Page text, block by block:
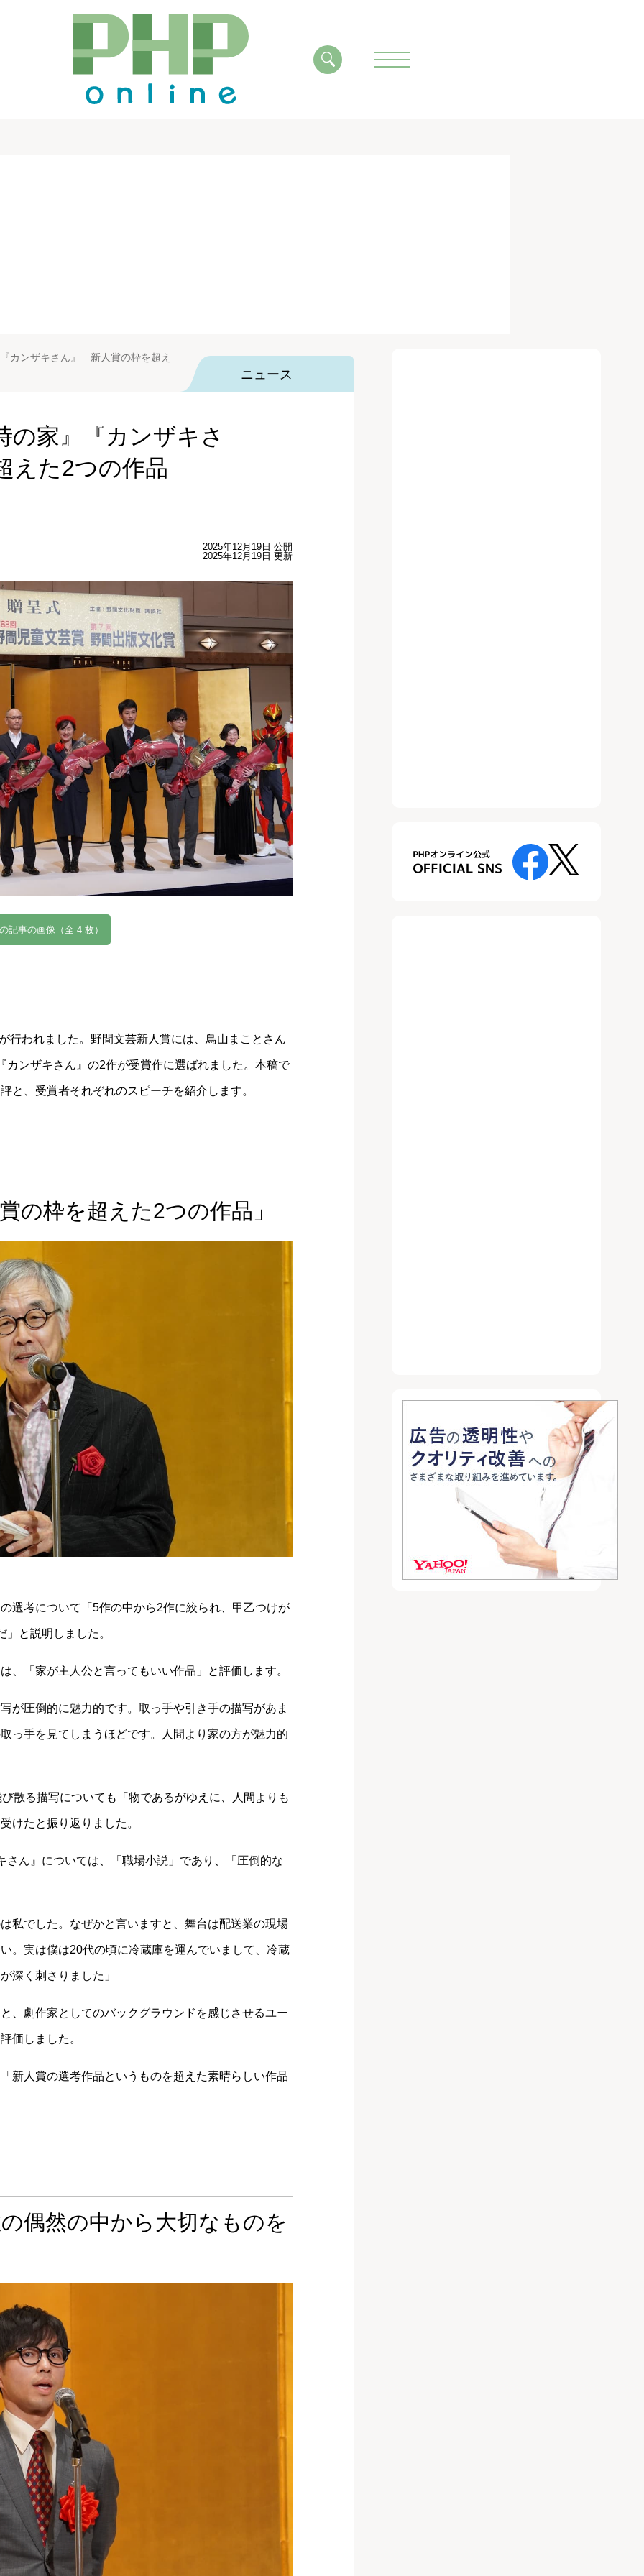
カンザキさん』 新人賞の枠を超え
ニュース
の家』『カンザキさ
た2つの作品
2025年12月19日 公開
2025年12月19日 更新
記事の画像（全 4 枚）
行われました。野間文芸新人賞には、鳥山まことさん
ンザキさん』の2作が受賞作に選ばれました。本稿で
と、受賞者それぞれのスピーチを紹介します。
の枠を超えた2つの作品」
選考について「5作の中から2作に絞られ、甲乙つけが
と説明しました。
、「家が主人公と言ってもいい作品」と評価します。
が圧倒的に魅力的です。取っ手や引き手の描写があま
っ手を見てしまうほどです。人間より家の方が魅力的
散る描写についても「物であるがゆえに、人間よりも
けたと振り返りました。
ん』については、「職場小説」であり、「圧倒的な
私でした。なぜかと言いますと、舞台は配送業の現場
。実は僕は20代の頃に冷蔵庫を運んでいまして、冷蔵
深く刺さりました」
、劇作家としてのバックグラウンドを感じさせるユー
価しました。
新人賞の選考作品というものを超えた素晴らしい作品
偶然の中から大切なものを